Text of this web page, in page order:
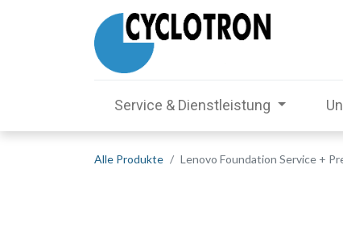
Service & Dienstleistung
Alle Produkte Lenovo Foundation Service +